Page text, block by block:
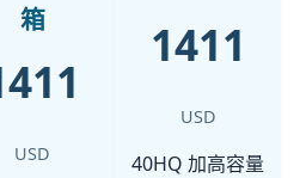
箱
USD
1411
USD
40HQ 加高容量